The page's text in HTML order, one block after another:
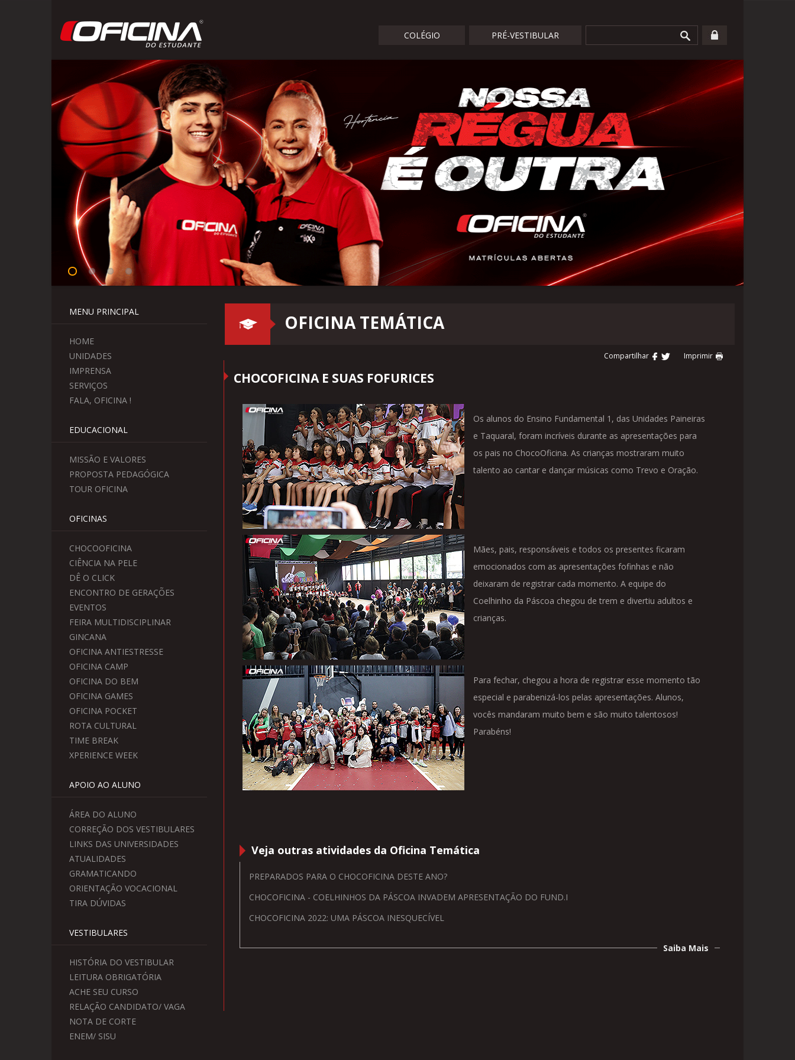
COLÉGIO PRÉ-VESTIBULAR
MENU PRINCIPAL
HOME
UNIDADES
IMPRENSA
SERVIÇOS
FALA, OFICINA !
EDUCACIONAL
MISSÃO E VALORES
PROPOSTA PEDAGÓGICA
TOUR OFICINA
OFICINAS
CHOCOOFICINA
CIÊNCIA NA PELE
DÊ O CLICK
ENCONTRO DE GERAÇÕES
EVENTOS
FEIRA MULTIDISCIPLINAR
GINCANA
OFICINA ANTIESTRESSE
OFICINA CAMP
OFICINA DO BEM
OFICINA GAMES
OFICINA POCKET
ROTA CULTURAL
TIME BREAK
XPERIENCE WEEK
APOIO AO ALUNO
ÁREA DO ALUNO
CORREÇÃO DOS VESTIBULARES
LINKS DAS UNIVERSIDADES
ATUALIDADES
GRAMATICANDO
ORIENTAÇÃO VOCACIONAL
TIRA DÚVIDAS
VESTIBULARES
HISTÓRIA DO VESTIBULAR
LEITURA OBRIGATÓRIA
ACHE SEU CURSO
RELAÇÃO CANDIDATO/ VAGA
NOTA DE CORTE
ENEM/ SISU
OFICINA TEMÁTICA
Compartilhar Imprimir
CHOCOFICINA E SUAS FOFURICES
Os alunos do Ensino Fundamental 1, das Unidades Paineiras
e Taquaral, foram incríveis durante as apresentações para
os pais no ChocoOficina. As crianças mostraram muito
talento ao cantar e dançar músicas como Trevo e Oração.
Mães, pais, responsáveis e todos os presentes ficaram
emocionados com as apresentações fofinhas e não
deixaram de registrar cada momento. A equipe do
Coelhinho da Páscoa chegou de trem e divertiu adultos e
crianças.
Para fechar, chegou a hora de registrar esse momento tão
especial e parabenizá-los pelas apresentações. Alunos,
vocês mandaram muito bem e são muito talentosos!
Parabéns!
Veja outras atividades da Oficina Temática
PREPARADOS PARA O CHOCOFICINA DESTE ANO?
CHOCOFICINA - COELHINHOS DA PÁSCOA INVADEM APRESENTAÇÃO DO FUND.I
CHOCOFICINA 2022: UMA PÁSCOA INESQUECÍVEL
Saiba Mais